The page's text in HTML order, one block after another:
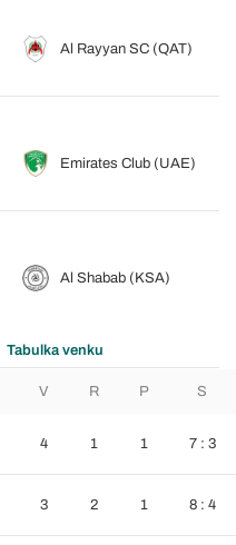
Al Rayyan SC (QAT)
Emirates Club (UAE)
Al Shabab (KSA)
Tabulka venku
V R P S
4 1 1 7 : 3
3 2 1 8 : 4